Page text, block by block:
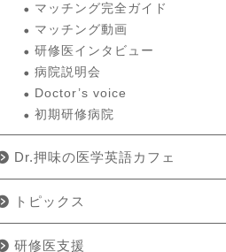
マッチング完全ガイド
マッチング動画
研修医インタビュー
病院説明会
Doctor’s voice
初期研修病院
Dr.押味の医学英語カフェ
トピックス
研修医支援